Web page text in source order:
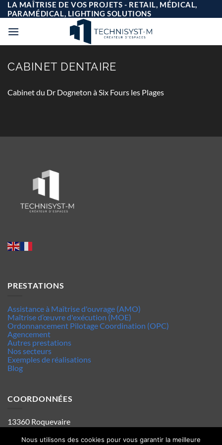
Passer
au
contenu
LA MAÎTRISE DE VOS PROJETS - RETAIL, MÉDICAL,
PARAMÉDICAL, LIGHTING SOLUTIONS
CABINET DENTAIRE
Cabinet du Dr Dogneton à Six Fours les Plages
PRESTATIONS
Assistance à Maîtrise d'ouvrage (AMO)
Maîtrise d’œuvre d'exécution (MOE)
Ordonnancement Pilotage Coordination (OPC)
Agencement
Autres prestations
Nos secteurs
Exemples de réalisations
Blog
COORDONNÉES
13360 Roquevaire
Tel : 06.63.70.62.44
Mentions legales
Nous utilisons des cookies pour vous garantir la meilleure